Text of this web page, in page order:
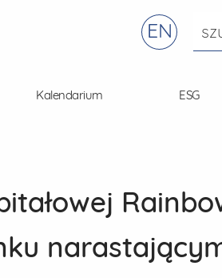
EN
Kalendarium ESG